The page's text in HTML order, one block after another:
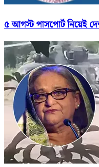
৫ আগস্ট পাসপোর্ট নিয়েই